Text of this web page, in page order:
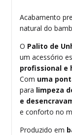
Acabamento
natural do
O Palito de
um acessório
profissional e
Com uma
para limpeza
e
e conforto no
Produzido em